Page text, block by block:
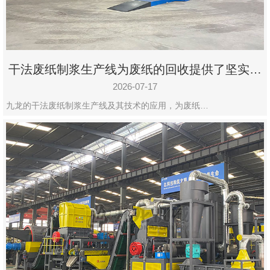
干法废纸制浆生产线为废纸的回收提供了坚实的
保障
2026-07-17
九龙的干法废纸制浆生产线及其技术的应用，为废纸…